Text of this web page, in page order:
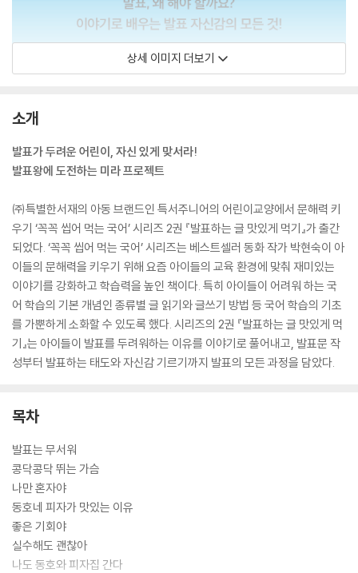
상세 이미지 더보기
소개
발표가 두려운 어린이, 자신 있게 맞서라!
발표왕에 도전하는 미라 프로젝트
㈜특별한서재의 아동 브랜드인 특서주니어의 어린이교양에서 문해력 키
우기 ‘꼭꼭 씹어 먹는 국어’ 시리즈 2권 『발표하는 글 맛있게 먹기』가 출간
되었다. ‘꼭꼭 씹어 먹는 국어’ 시리즈는 베스트셀러 동화 작가 박현숙이 아
이들의 문해력을 키우기 위해 요즘 아이들의 교육 환경에 맞춰 재미있는
이야기를 강화하고 학습력을 높인 책이다. 특히 아이들이 어려워 하는 국
어 학습의 기본 개념인 종류별 글 읽기와 글쓰기 방법 등 국어 학습의 기초
를 가뿐하게 소화할 수 있도록 했다. 시리즈의 2권 『발표하는 글 맛있게 먹
기』는 아이들이 발표를 두려워하는 이유를 이야기로 풀어내고, 발표문 작
성부터 발표하는 태도와 자신감 기르기까지 발표의 모든 과정을 담았다.
목차
발표는 무서워
콩닥콩닥 뛰는 가슴
나만 혼자야
동호네 피자가 맛있는 이유
좋은 기회야
실수해도 괜찮아
나도 동호와 피자집 간다